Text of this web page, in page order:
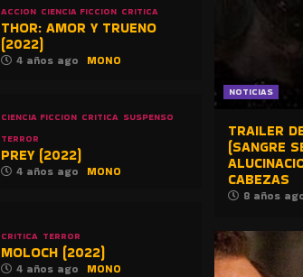
NOTICIAS
TRAILER
(SANGRE
CABEZAS
8 años
ACCION CIENCIA FICCION CRITICA
THOR: AMOR Y TRUENO
(2022)
4 años ago MONO
CIENCIA FICCION CRITICA SUSPENSO
TERROR
PREY (2022)
4 años ago MONO
CRITICA TERROR
MOLOCH (2022)
4 años ago MONO